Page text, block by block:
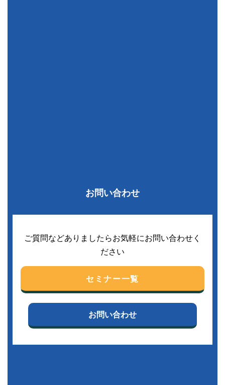
お問い合わせ
ご質問などありましたらお気軽にお問い合わせく
ださい
セミナー一覧
お問い合わせ